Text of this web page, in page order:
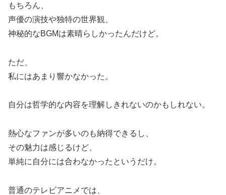
もちろん、
声優の演技や独特の世界観、
神秘的なBGMは素晴らしかったんだけど。
ただ、
私にはあまり響かなかった。
自分は哲学的な内容を理解しきれないのかもしれない。
熱心なファンが多いのも納得できるし、
その魅力は感じるけど、
単純に自分には合わなかったというだけ。
普通のテレビアニメでは、